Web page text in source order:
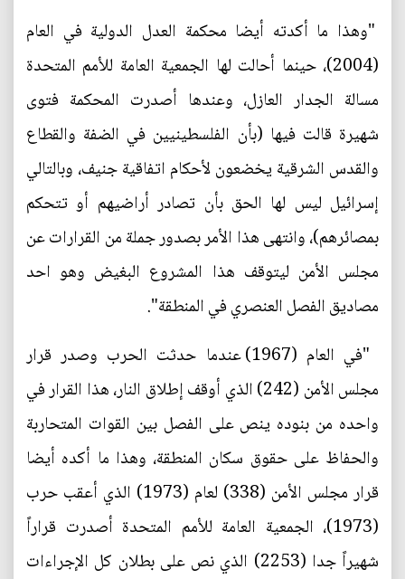
"وهذا ما أكدته أيضا محكمة العدل الدولية في العام
(2004)، حينما أحالت لها الجمعية العامة للأمم المتحدة
مسالة الجدار العازل، وعندها أصدرت المحكمة فتوى
شهيرة قالت فيها (بأن الفلسطينيين في الضفة والقطاع
والقدس الشرقية يخضعون لأحكام اتفاقية جنيف، وبالتالي
إسرائيل ليس لها الحق بأن تصادر أراضيهم أو تتحكم
بمصائرهم)، وانتهى هذا الأمر بصدور جملة من القرارات عن
مجلس الأمن ليتوقف هذا المشروع البغيض وهو احد
مصاديق الفصل العنصري في المنطقة".
"في العام (1967) عندما حدثت الحرب وصدر قرار
مجلس الأمن (242) الذي أوقف إطلاق النار، هذا القرار في
واحده من بنوده ينص على الفصل بين القوات المتحاربة
والحفاظ على حقوق سكان المنطقة، وهذا ما أكده أيضا
قرار مجلس الأمن (338) لعام (1973) الذي أعقب حرب
(1973)، الجمعية العامة للأمم المتحدة أصدرت قراراً
شهيراً جدا (2253) الذي نص على بطلان كل الإجراءات